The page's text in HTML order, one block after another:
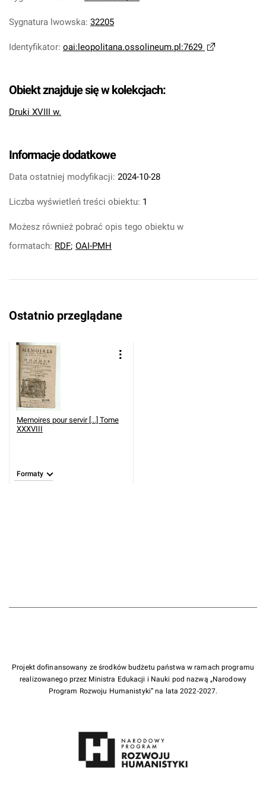
Sygnatura lwowska: 32205
Identyfikator: oai:leopolitana.ossolineum.pl:7629
Obiekt znajduje się w kolekcjach:
Druki XVIII w.
Informacje dodatkowe
Data ostatniej modyfikacji: 2024-10-28
Liczba wyświetleń treści obiektu: 1
Możesz również pobrać opis tego obiektu w
formatach: RDF; OAI-PMH
Ostatnio przeglądane
Memoires pour servir [...] Tome
XXXVIII
Formaty
Projekt dofinansowany ze środków budżetu państwa w ramach programu
realizowanego przez Ministra Edukacji i Nauki pod nazwą „Narodowy
Program Rozwoju Humanistyki” na lata 2022-2027.